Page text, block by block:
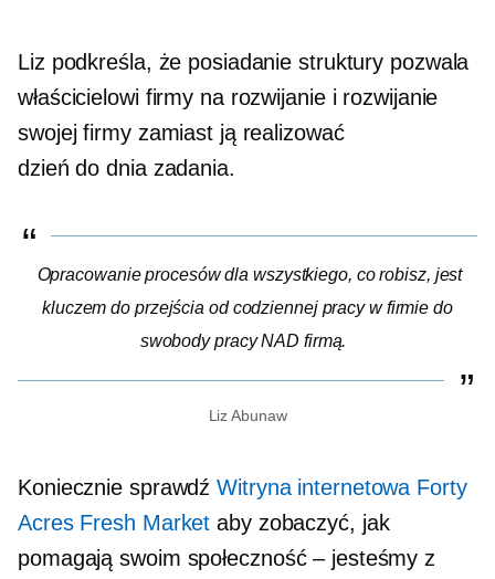
Liz podkreśla, że ​​posiadanie struktury pozwala
właścicielowi firmy na rozwijanie i rozwijanie
swojej firmy zamiast ją realizować
dzień do dniazadania.
Opracowanie procesów dla wszystkiego, co robisz, jest
kluczem do przejścia od codziennej pracy w firmie do
swobody pracy NAD firmą.
Liz Abunaw
Koniecznie sprawdźWitryna internetowa Forty
Acres Fresh Market aby zobaczyć, jak
pomagają swoim społeczność – jesteśmy z